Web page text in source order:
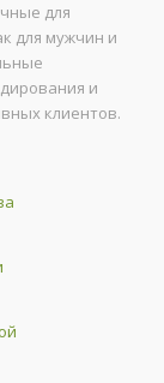
для
для мужчин и
и
клиентов.